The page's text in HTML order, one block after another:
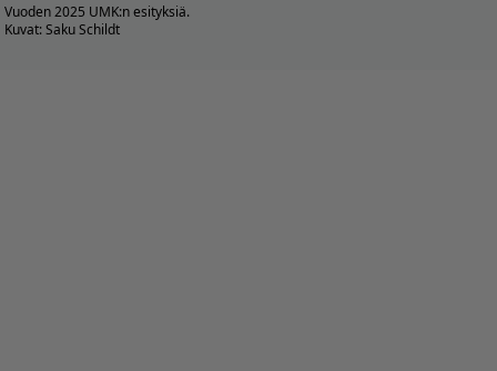
Vuoden 2025 UMK:n esityksiä.
Kuvat: Saku Schildt